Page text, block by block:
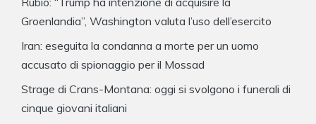
Groenlandia”, Washington valuta l’uso dell’esercito
Iran: eseguita la condanna a morte per un uomo
accusato di spionaggio per il Mossad
Strage di Crans-Montana: oggi si svolgono i funerali di
cinque giovani italiani